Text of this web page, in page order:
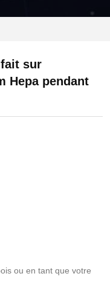
sur
Hepa pendant
ou en tant que votre